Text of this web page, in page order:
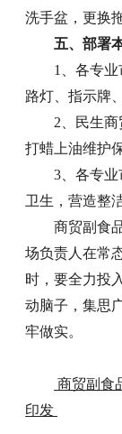
洗手盆，更换
五、部署
1、各专
路灯、指示牌
2、民生
打蜡上油维护
3、各专
卫生，营造整
商贸副食
场负责人在常
时，要全力投
动脑子，集思
牢做实。
商贸副
印发